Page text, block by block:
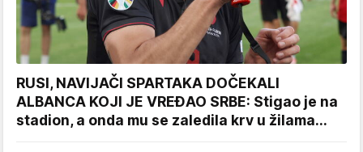
RUSI, NAVIJAČI SPARTAKA DOČEKALI
ALBANCA KOJI JE VREĐAO SRBE: Stigao je na
stadion, a onda mu se zaledila krv u žilama...